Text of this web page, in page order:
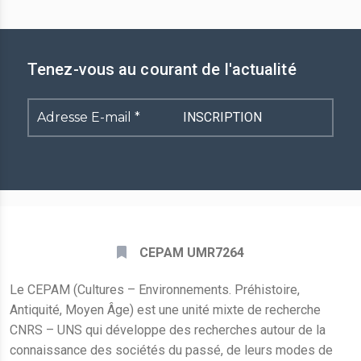
Tenez-vous au courant de l'actualité
Adresse
E-
CEPAM UMR7264
Le CEPAM (Cultures – Environnements. Préhistoire,
Antiquité, Moyen Âge) est une unité mixte de recherche
CNRS – UNS qui développe des recherches autour de la
connaissance des sociétés du passé, de leurs modes de